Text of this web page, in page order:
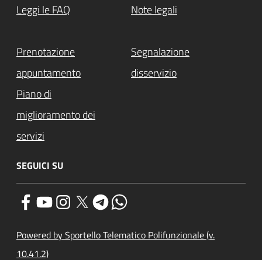
Leggi le FAQ Note legali
Prenotazione
appuntamento
Segnalazione
disservizio
Piano di
miglioramento dei
servizi
SEGUICI SU
Powered by Sportello Telematico Polifunzionale (v.
10.41.2)